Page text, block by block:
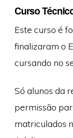
Curso
Este curso é
finalizaram o
cursando no
Só alunos da
permissão
matriculados